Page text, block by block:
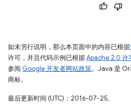
如未另行说明，那么本页面中的内容已根据
许可，并且代码示例已根据Apache 2.0 许
参阅 Google 开发者网站政策。Java 是
商标。
最后更新时间 (UTC)：2016-07-25。